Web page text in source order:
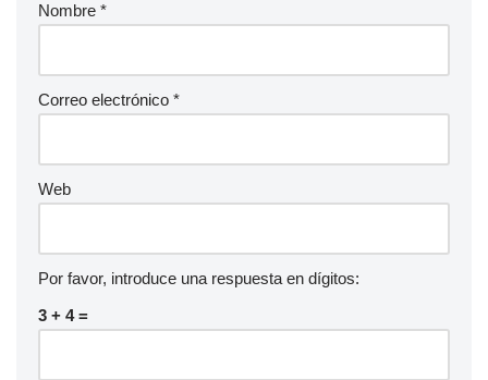
Nombre *
Correo electrónico *
Web
Por favor, introduce una respuesta en dígitos:
3 + 4 =